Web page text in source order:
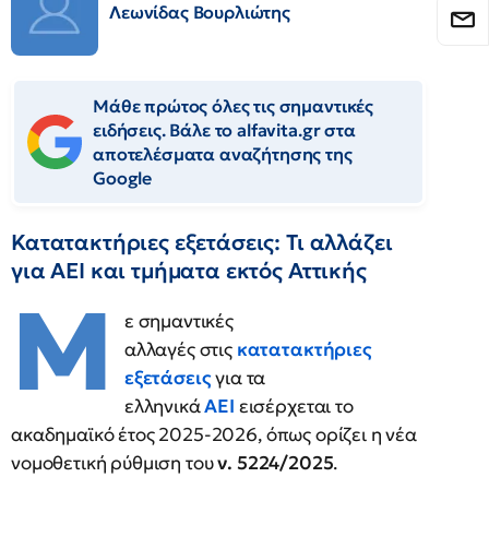
Λεωνίδας Βουρλιώτης
Μάθε πρώτος όλες τις σημαντικές
ειδήσεις. Βάλε το alfavita.gr στα
αποτελέσματα αναζήτησης της
Google
Κατατακτήριες εξετάσεις: Τι αλλάζει
για ΑΕΙ και τμήματα εκτός Αττικής
Μ
ε σημαντικές
αλλαγέςστις κατατακτήριες
εξετάσειςγια τα
ελληνικάΑΕΙ εισέρχεται το
ακαδημαϊκό έτος 2025-2026, όπως ορίζει η νέα
νομοθετική ρύθμιση τουν. 5224/2025.